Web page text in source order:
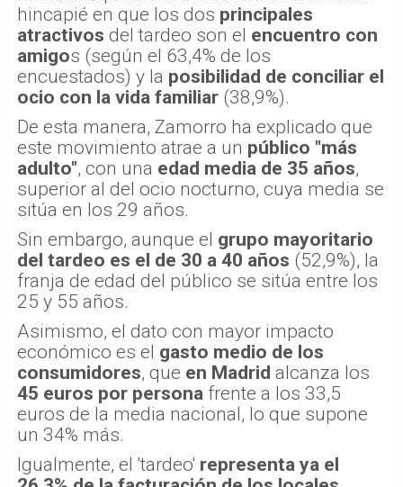
hincapié en que los dos principales
atractivos del tardeo son el encuentro con
amigos (según el 63,4% de los
encuestados) y la posibilidad de conciliar el
ocio con la vida familiar (38,9%).
De esta manera, Zamorro ha explicado que
este movimiento atrae a un público "más
adulto", con una edad media de 35 años,
superior al del ocio nocturno, cuya media se
sitúa en los 29 años.
Sin embargo, aunque el grupo mayoritario
del tardeo es el de 30 a 40 años (52,9%), la
franja de edad del público se sitúa entre los
25 y 55 años.
Asimismo, el dato con mayor impacto
económico es el gasto medio de los
consumidores, que en Madrid alcanza los
45 euros por persona frente a los 33,5
euros de la media nacional, lo que supone
un 34% más.
Igualmente, el 'tardeo' representa ya el